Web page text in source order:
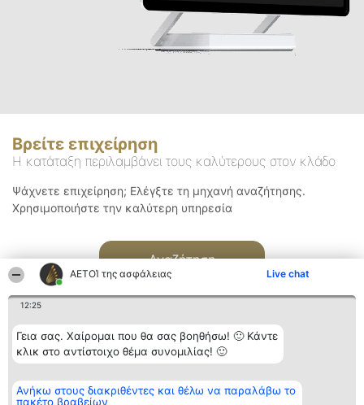
ΑΕΤΟΊ της ασφάλειας Live chat
12:25
Γεια σας. Χαίρομαι που θα σας βοηθήσω! 🙂 Κάντε
κλικ στο αντίστοιχο θέμα συνομιλίας! 🙂
Ανήκω στους διακριθέντες και θέλω να παραλάβω το
πακέτο βραβείων
Βρείτε επιχείρηση
Η κατάταξη περιλαμβάνει τους καλύτερους στον κλάδο
Ψάχνετε επιχείρηση; Ελέγξτε τη μηχανή αναζήτησης.
Χρησιμοποιήστε την καλύτερη υπηρεσία
Αναζήτηση
Διοργανωτής της
κατάταξης
BEAUTIFUL COMPANY
Κατάταξη
Διακριθέντες
Επικοινωνία
Επικοινωνία